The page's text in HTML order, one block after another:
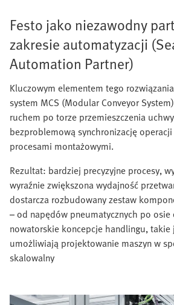
Festo jako niezawodny
zakresie automatyzacji
Automation Partner)
Kluczowym elementem tego
system MCS (Modular Conveyor
ruchem po torze przemieszczenia
bezproblemową synchronizację
procesami montażowymi.
Rezultat: bardziej precyzyjne procesy,
wyraźnie zwiększona wydajność
dostarcza rozbudowany zestaw
– od napędów pneumatycznych po osie
nowatorskie koncepcje handlingu,
umożliwiają projektowanie maszyn w
skalowalny